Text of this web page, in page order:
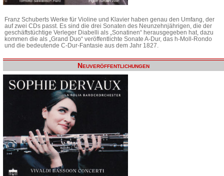
Franz Schuberts Werke für Violine und Klavier haben genau den Umfang, der
auf zwei CDs passt. Es sind die drei Sonaten des Neunzehnjährigen, die der
geschäftstüchtige Verleger Diabelli als „Sonatinen“ herausgegeben hat, dazu
kommen die als „Grand Duo“ veröffentlichte Sonate A-Dur, das h-Moll-Rondo
und die bedeutende C-Dur-Fantasie aus dem Jahr 1827.
Neuveröffentlichungen